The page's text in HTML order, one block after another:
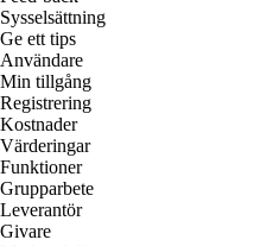
Sysselsättning
Ge ett tips
Användare
Min tillgång
Registrering
Kostnader
Värderingar
Funktioner
Grupparbete
Leverantör
Givare